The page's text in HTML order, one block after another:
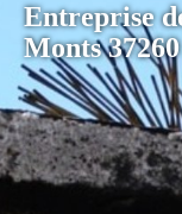
Entreprise
Monts